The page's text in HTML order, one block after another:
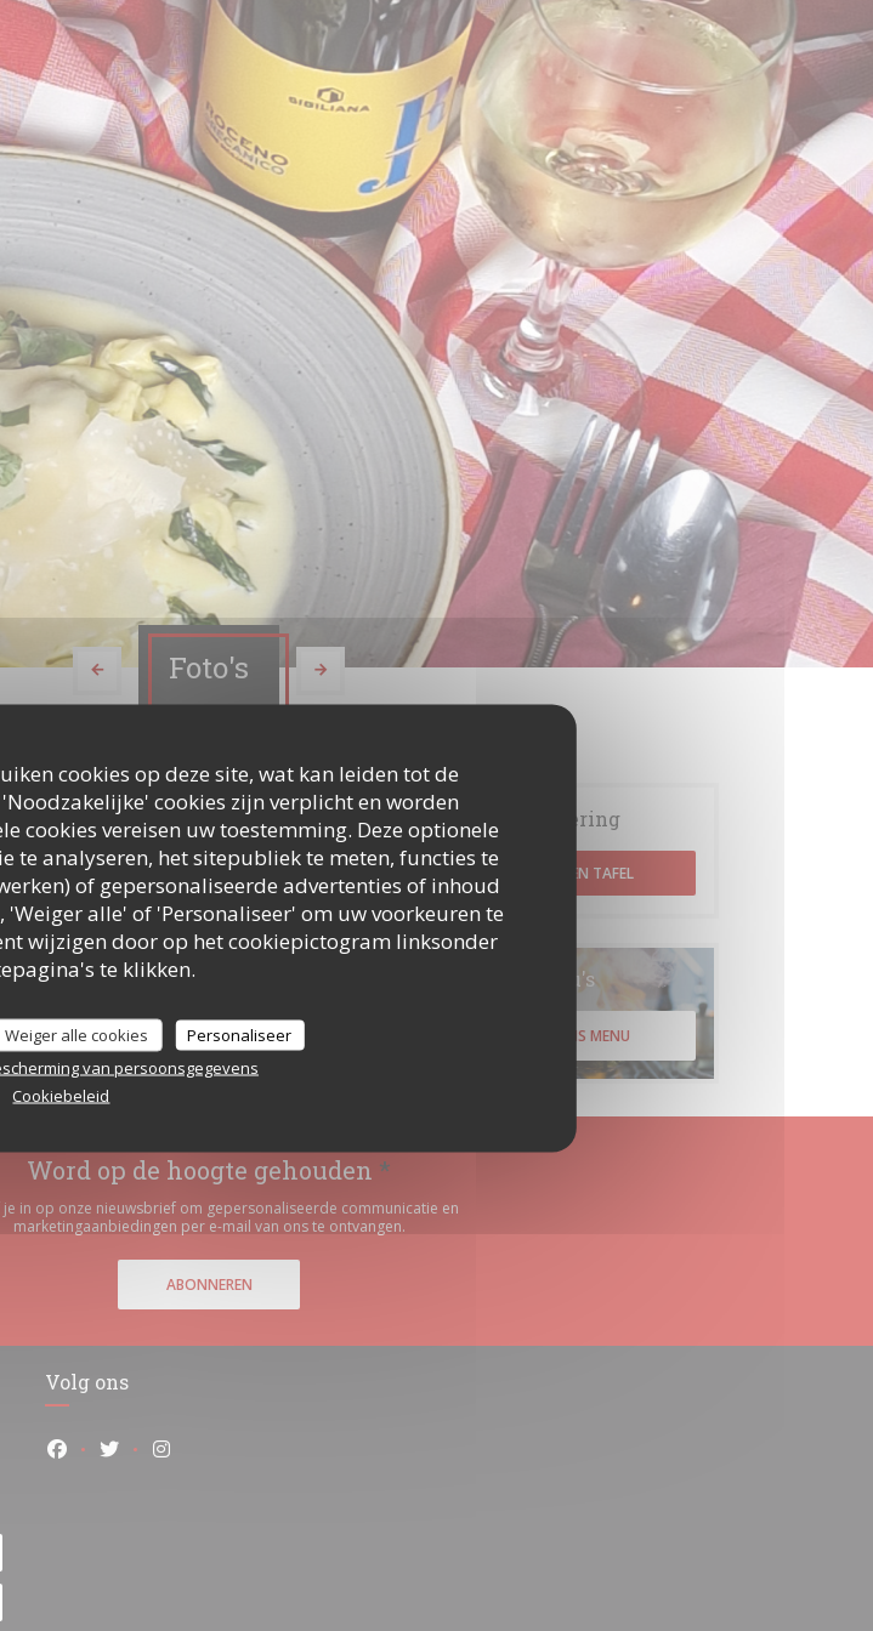
cookies op deze site, wat kan leiden tot de
cookies zijn verplicht en worden
cookies vereisen uw toestemming. Deze optionele
te analyseren, het sitepubliek te meten, functies te
of gepersonaliseerde advertenties of inhoud
'Weiger alle' of 'Personaliseer' om uw voorkeuren te
wijzigen door op het cookiepictogram linksonder
te klikken.
Weiger alle cookies
Personaliseer
van persoonsgegevens
Cookiebeleid
Foto's
Reservering
RESERVEER EEN TAFEL
Menu's
ONTDEK ONS MENU
Word op de hoogte gehouden *
je in op onze nieuwsbrief om gepersonaliseerde communicatie en
marketingaanbiedingen per e-mail van ons te ontvangen.
ABONNEREN
venster))
Volg ons
Facebook ((opent in een nieuw venster))
Twitter ((opent in een nieuw venster))
Instagram ((opent in een nieuw venster))